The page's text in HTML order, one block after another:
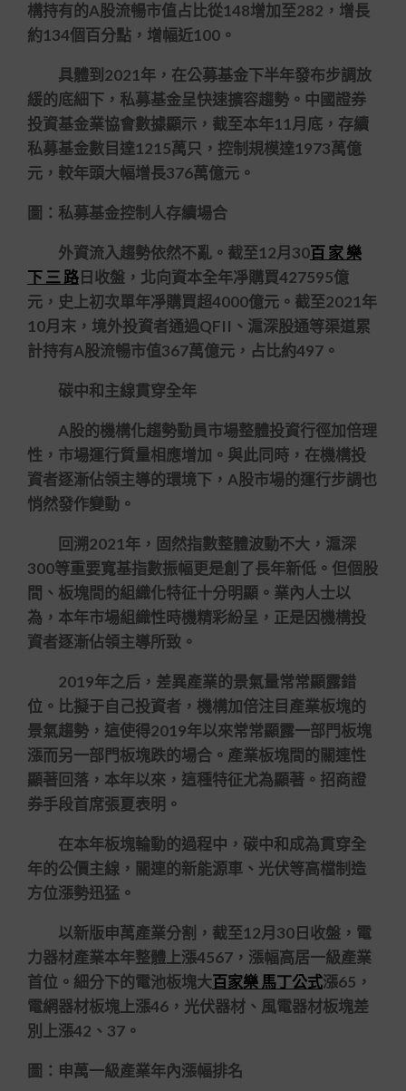
構持有的A股流暢市值占比從148增加至282，增長
約134個百分點，增幅近100。
具體到2021年，在公募基金下半年發布步調放
緩的底細下，私募基金呈快速擴容趨勢。中國證券
投資基金業協會數據顯示，截至本年11月底，存續
私募基金數目達1215萬只，控制規模達1973萬億
元，較年頭大幅增長376萬億元。
圖：私募基金控制人存續場合
外資流入趨勢依然不亂。截至12月30百 家 樂
下 三 路 日收盤，北向資本全年凈購買427595億
元，史上初次單年凈購買超4000億元。截至2021年
10月末，境外投資者通過QFII、滬深股通等渠道累
計持有A股流暢市值367萬億元，占比約497。
碳中和主線貫穿全年
A股的機構化趨勢動員市場整體投資行徑加倍理
性，市場運行質量相應增加。與此同時，在機構投
資者逐漸佔領主導的環境下，A股市場的運行步調也
悄然發作變動。
回溯2021年，固然指數整體波動不大，滬深
300等重要寬基指數振幅更是創了長年新低。但個股
間、板塊間的組織化特征十分明顯。業內人士以
為，本年市場組織性時機精彩紛呈，正是因機構投
資者逐漸佔領主導所致。
2019年之后，差異產業的景氣量常常顯露錯
位。比擬于自己投資者，機構加倍注目產業板塊的
景氣趨勢，這使得2019年以來常常顯露一部門板塊
漲而另一部門板塊跌的場合。產業板塊間的關連性
顯著回落，本年以來，這種特征尤為顯著。招商證
券手段首席張夏表明。
在本年板塊輪動的過程中，碳中和成為貫穿全
年的公價主線，關連的新能源車、光伏等高檔制造
方位漲勢迅猛。
以新版申萬產業分割，截至12月30日收盤，電
力器材產業本年整體上漲4567，漲幅高居一級產業
首位。細分下的電池板塊大百家樂 馬丁公式漲65，
電網器材板塊上漲46，光伏器材、風電器材板塊差
別上漲42、37。
圖：申萬一級產業年內漲幅排名